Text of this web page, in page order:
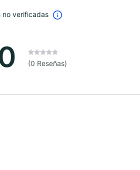
no verificadas
(0 Reseñas)